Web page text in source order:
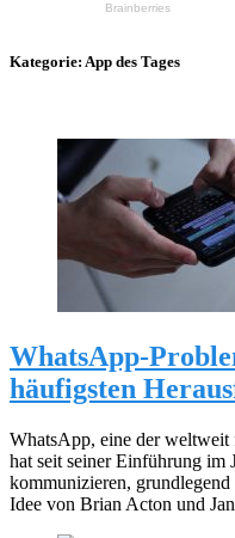
Kategorie: App des Tages
WhatsApp-
häufigsten
WhatsApp, eine der weltweit
hat seit seiner Einführung
kommunizieren,
Idee von Brian Acton und